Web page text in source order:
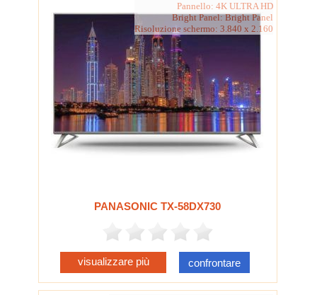
Pannello: 4K ULTRA HD
Bright Panel: Bright Panel
Risoluzione schermo: 3.840 x 2.160
PANASONIC TX-58DX730
visualizzare più confrontare